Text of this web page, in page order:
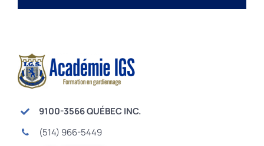
9100-3566 QUÉBEC INC.
(514) 966-5449